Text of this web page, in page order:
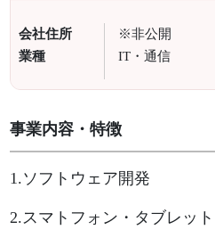
会社住所
※非公開
業種
IT・通信
事業内容・特徴
1.ソフトウェア開発
2.スマトフォン・タブレッ